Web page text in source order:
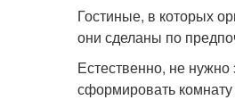
Гостиные, в которых
они сделаны по
Естественно, не
сформировать